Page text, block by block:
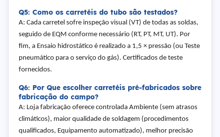
Q5: Como os carretéis do tubo são testados?
A: Cada carretel sofre inspeção visual (VT) de todas as soldas,
seguido de EQM conforme necessário (RT, PT, MT, UT). Por
fim, a Ensaio hidrostático é realizado a 1,5 × pressão (ou Teste
pneumático para o serviço do gás). Certificados de teste
fornecidos.
Q6: Por Que escolher carretéis pré-fabricados sobre
fabricação do campo?
A: Loja fabricação oferece controlada Ambiente (sem atrasos
climáticos), maior qualidade de soldagem (procedimentos
qualificados, Equipamento automatizado), melhor precisão